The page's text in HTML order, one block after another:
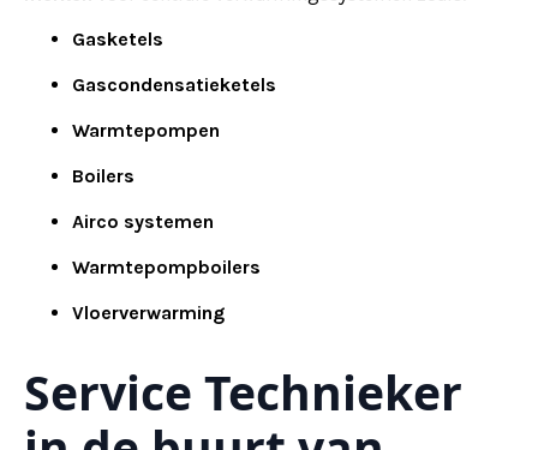
Gasketels
Gascondensatieketels
Warmtepompen
Boilers
Airco systemen
Warmtepompboilers
Vloerverwarming
Service Technieker